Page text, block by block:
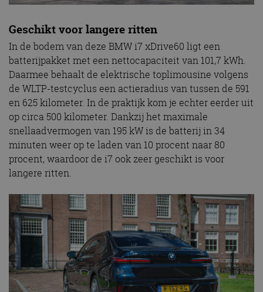
Geschikt voor langere ritten
In de bodem van deze BMW i7 xDrive60 ligt een
batterijpakket met een nettocapaciteit van 101,7 kWh.
Daarmee behaalt de elektrische toplimousine volgens
de WLTP-testcyclus een actieradius van tussen de 591
en 625 kilometer. In de praktijk kom je echter eerder uit
op circa 500 kilometer. Dankzij het maximale
snellaadvermogen van 195 kW is de batterij in 34
minuten weer op te laden van 10 procent naar 80
procent, waardoor de i7 ook zeer geschikt is voor
langere ritten.